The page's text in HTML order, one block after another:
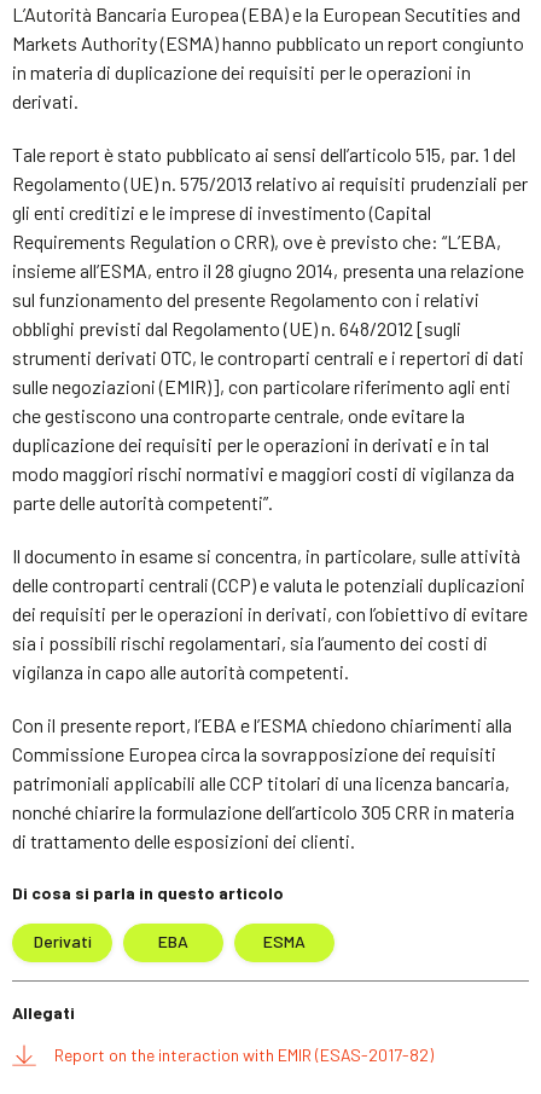
L’Autorità Bancaria Europea (EBA) e la European Secutities and
Markets Authority (ESMA) hanno pubblicato un report congiunto
in materia di duplicazione dei requisiti per le operazioni in
derivati.
Tale report è stato pubblicato ai sensi dell’articolo 515, par. 1 del
Regolamento (UE) n. 575/2013 relativo ai requisiti prudenziali per
gli enti creditizi e le imprese di investimento (Capital
Requirements Regulation o CRR), ove è previsto che: “L’EBA,
insieme all’ESMA, entro il 28 giugno 2014, presenta una relazione
sul funzionamento del presente Regolamento con i relativi
obblighi previsti dal Regolamento (UE) n. 648/2012 [sugli
strumenti derivati OTC, le controparti centrali e i repertori di dati
sulle negoziazioni (EMIR)], con particolare riferimento agli enti
che gestiscono una controparte centrale, onde evitare la
duplicazione dei requisiti per le operazioni in derivati e in tal
modo maggiori rischi normativi e maggiori costi di vigilanza da
parte delle autorità competenti”.
Il documento in esame si concentra, in particolare, sulle attività
delle controparti centrali (CCP) e valuta le potenziali duplicazioni
dei requisiti per le operazioni in derivati, con l’obiettivo di evitare
sia i possibili rischi regolamentari, sia l’aumento dei costi di
vigilanza in capo alle autorità competenti.
Con il presente report, l’EBA e l’ESMA chiedono chiarimenti alla
Commissione Europea circa la sovrapposizione dei requisiti
patrimoniali applicabili alle CCP titolari di una licenza bancaria,
nonché chiarire la formulazione dell’articolo 305 CRR in materia
di trattamento delle esposizioni dei clienti.
Di cosa si parla in questo articolo
Derivati EBA ESMA
Allegati
Report on the interaction with EMIR (ESAS-2017-82)